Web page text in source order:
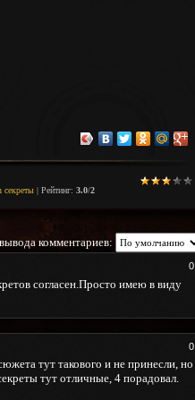
секреты | Рейтинг: 3.0/2
комментариев:
0
согласен.Просто имею в виду
0
тут такового и не принесли, но
тут отличные, 4 порадовал.